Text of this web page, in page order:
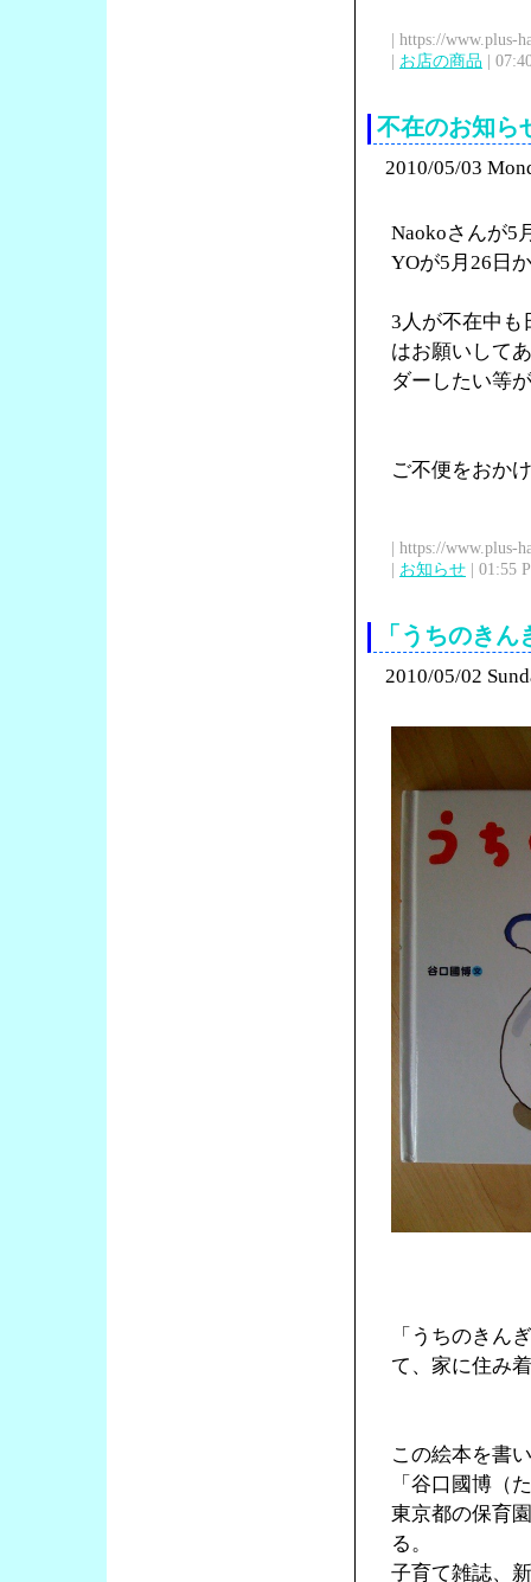
| https://www.plus-
| お店の商品 |
不在のお知ら
2010/05/03
Naokoさんが5
YOが5月26日
3人が不在中も
はお願いして
ダーしたい等
ご不便をおか
| https://www.plus-
| お知らせ | 01:55
「うちのき
2010/05/02
「うちのきん
て、家に住み
この絵本を書
「谷口國博（
東京都の保育
る。
子育て雑誌、